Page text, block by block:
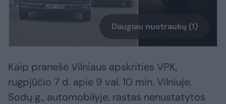
Daugiau nuotraukų (1)
Kaip pranešė Vilniaus apskrities VPK,
rugpjūčio 7 d. apie 9 val. 10 min. Vilniuje,
Sodų g., automobilyje, rastas nenustatytos